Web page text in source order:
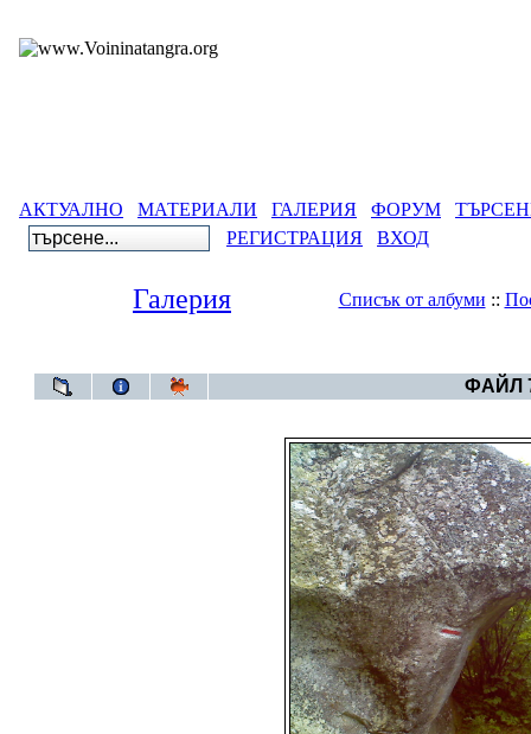
АКТУАЛНО МАТЕРИАЛИ ГАЛЕРИЯ ФОРУМ
РЕГИСТРАЦИЯ
ВХОД
Галерия Списък от албуми ::
ФАЙЛ